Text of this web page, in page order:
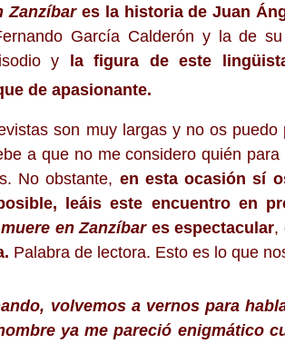
Zanzíbares la historia de Juan
García Calderón y la de su
y la figura de este
de apasionante.
son muy largas y no os
a que no me considero quién
No obstante, en esta ocasión sí
leáis este encuentro en
en Zanzíbares espectacular,
Palabra de lectora. Esto es lo que
volvemos a vernos para
ya me pareció enigmático